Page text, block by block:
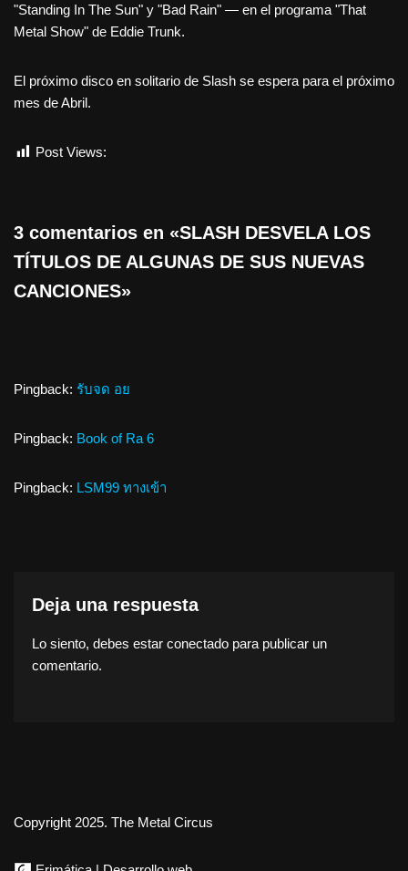
"Standing In The Sun" y "Bad Rain" — en el programa "That
Metal Show" de Eddie Trunk.
El próximo disco en solitario de Slash se espera para el próximo
mes de Abril.
Post Views:
3 comentarios en «SLASH DESVELA LOS
TÍTULOS DE ALGUNAS DE SUS NUEVAS
CANCIONES»
Pingback: รับจด อย
Pingback: Book of Ra 6
Pingback: LSM99 ทางเข้า
Deja una respuesta
Lo siento, debes estar conectado para publicar un
comentario.
Copyright 2025. The Metal Circus